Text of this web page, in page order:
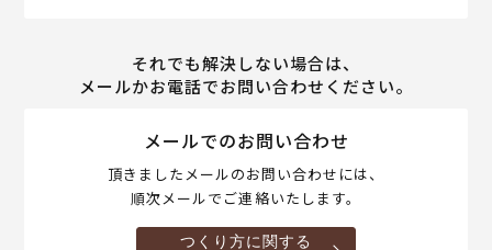
それでも解決しない場合は、
メールかお電話でお問い合わせください。
メールでのお問い合わせ
頂きましたメールのお問い合わせには、
順次メールでご連絡いたします。
つくり方に関する